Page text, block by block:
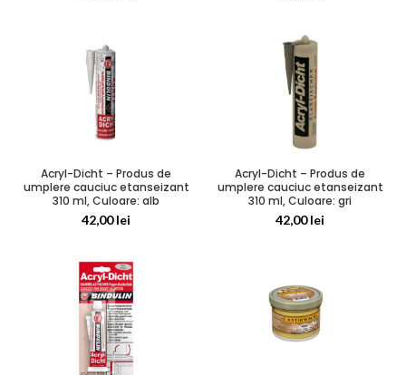
Acryl-Dicht – Produs de
umplere cauciuc etanseizant
310 ml, Culoare: alb
42,00lei
Acryl-Dicht – Produs de
umplere cauciuc etanseizant
310 ml, Culoare: gri
42,00lei